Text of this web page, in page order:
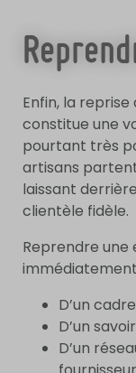
Enfin, la
constitue une
pourtant très
artisans
laissant
clientèle fidèle.
Reprendre une
D’un
D’un
D’un